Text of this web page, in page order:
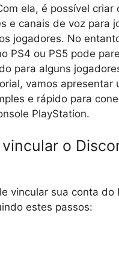
ela, é possível criar
e canais de voz para
jogadores. No
PS4 ou PS5 pode
para alguns
vamos apresentar
e rápido para
PlayStation.
o
vincular sua conta do
estes passos: